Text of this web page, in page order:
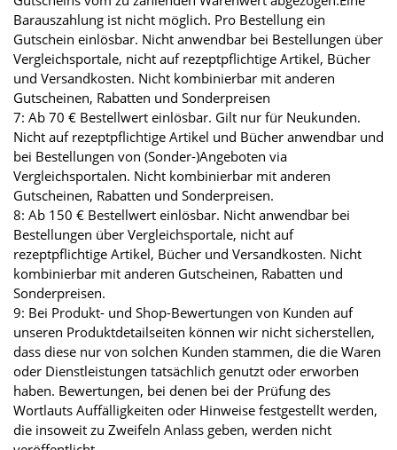
Barauszahlung ist nicht möglich. Pro Bestellung ein
Gutschein einlösbar. Nicht anwendbar bei Bestellungen über
Vergleichsportale, nicht auf rezeptpflichtige Artikel, Bücher
und Versandkosten. Nicht kombinierbar mit anderen
Gutscheinen, Rabatten und Sonderpreisen
7: Ab 70 € Bestellwert einlösbar. Gilt nur für Neukunden.
Nicht auf rezeptpflichtige Artikel und Bücher anwendbar und
bei Bestellungen von (Sonder-)Angeboten via
Vergleichsportalen. Nicht kombinierbar mit anderen
Gutscheinen, Rabatten und Sonderpreisen.
8: Ab 150 € Bestellwert einlösbar. Nicht anwendbar bei
Bestellungen über Vergleichsportale, nicht auf
rezeptpflichtige Artikel, Bücher und Versandkosten. Nicht
kombinierbar mit anderen Gutscheinen, Rabatten und
Sonderpreisen.
9: Bei Produkt- und Shop-Bewertungen von Kunden auf
unseren Produktdetailseiten können wir nicht sicherstellen,
dass diese nur von solchen Kunden stammen, die die Waren
oder Dienstleistungen tatsächlich genutzt oder erworben
haben. Bewertungen, bei denen bei der Prüfung des
Wortlauts Auffälligkeiten oder Hinweise festgestellt werden,
die insoweit zu Zweifeln Anlass geben, werden nicht